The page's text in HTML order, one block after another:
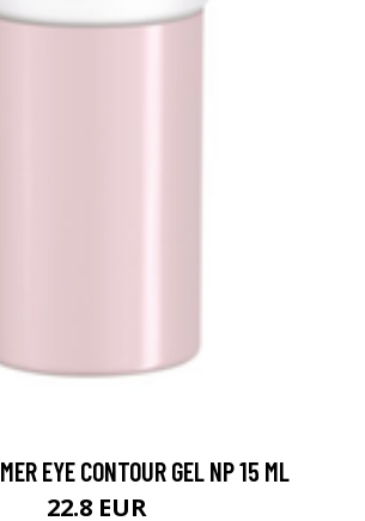
EYE CONTOUR GEL NP 15 ML
22.8 EUR